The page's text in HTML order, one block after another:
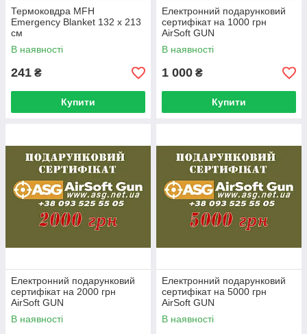
Термоковдра MFH
Emergency Blanket 132 x 213
см
В наявності
241 ₴
Купити
Електронний подарунковий
сертифікат на 1000 грн
AirSoft GUN
В наявності
1 000 ₴
Купити
Електронний подарунковий
сертифікат на 2000 грн
AirSoft GUN
В наявності
Електронний подарунковий
сертифікат на 5000 грн
AirSoft GUN
В наявності